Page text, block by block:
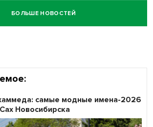
в бой: «Ростелеком» объявляет
БОЛЬШЕ НОВОСТЕЙ
самые модные имена-2026
Новосибирска